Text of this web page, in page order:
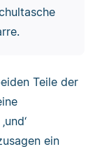
Teile der
ein